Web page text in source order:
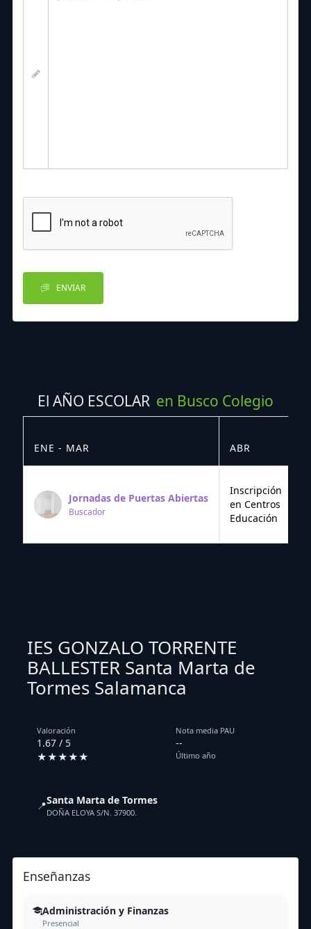
ENVIAR
El AÑO ESCOLAR en Busco Colegio
ENE - MAR ABR
Jornadas de Puertas Abiertas
Buscador
Inscripción
en Centros
Educación
IES GONZALO TORRENTE
BALLESTER Santa Marta de
Tormes Salamanca
Valoración
1.67 / 5
★★★★★
Nota media PAU
--
Último año
📍Santa Marta de Tormes
DOÑA ELOYA S/N. 37900.
Enseñanzas
Administración y Finanzas
Presencial